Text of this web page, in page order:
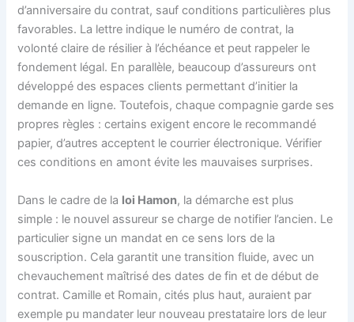
d’anniversaire du contrat, sauf conditions particulières plus
favorables. La lettre indique le numéro de contrat, la
volonté claire de résilier à l’échéance et peut rappeler le
fondement légal. En parallèle, beaucoup d’assureurs ont
développé des espaces clients permettant d’initier la
demande en ligne. Toutefois, chaque compagnie garde ses
propres règles : certains exigent encore le recommandé
papier, d’autres acceptent le courrier électronique. Vérifier
ces conditions en amont évite les mauvaises surprises.
Dans le cadre de la loi Hamon, la démarche est plus
simple : le nouvel assureur se charge de notifier l’ancien. Le
particulier signe un mandat en ce sens lors de la
souscription. Cela garantit une transition fluide, avec un
chevauchement maîtrisé des dates de fin et de début de
contrat. Camille et Romain, cités plus haut, auraient par
exemple pu mandater leur nouveau prestataire lors de leur